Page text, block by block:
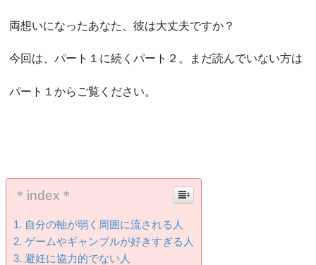
両想いになったあなた、彼は大丈夫ですか？
今回は、パート１に続くパート２。まだ読んでいない方は
パート１からご覧ください。
＊index＊
自分の軸が弱く周囲に流される人
ゲームやギャンブルが好きすぎる人
避妊に協力的でない人